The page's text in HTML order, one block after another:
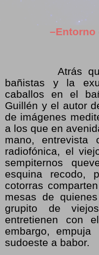
–Entorno
Atrás
bañistas y la
caballos en el
Guillén y el autor
de imágenes
a los que en
mano, entrevista
radiofónica, el
sempiternos
esquina recodo,
cotorras
mesas de
grupito de
entretienen con
embargo,
sudoeste a babor.